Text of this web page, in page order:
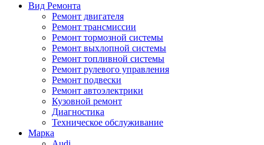
Вид Ремонта
Ремонт двигателя
Ремонт трансмиссии
Ремонт тормозной системы
Ремонт выхлопной системы
Ремонт топливной системы
Ремонт рулевого управления
Ремонт подвески
Ремонт автоэлектрики
Кузовной ремонт
Диагностика
Техническое обслуживание
Марка